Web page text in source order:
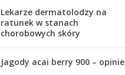
Lekarze dermatolodzy na
ratunek w stanach
chorobowych skóry
Jagody acai berry 900 – opinie